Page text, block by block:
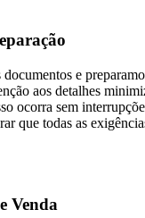
e
aos detalhes
ocorra sem
que todas as
Venda